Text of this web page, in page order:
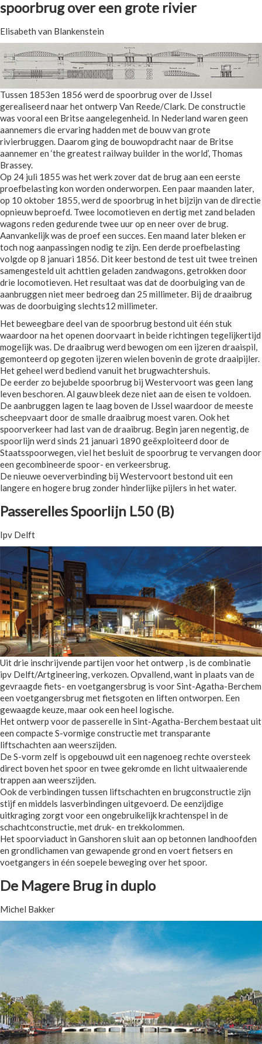
spoorbrug over een grote rivier
Elisabeth van Blankenstein
Tussen 1853en 1856 werd de spoorbrug over de IJssel
gerealiseerd naar het ontwerp Van Reede/Clark. De constructie
was vooral een Britse aangelegenheid. In Nederland waren geen
aannemers die ervaring hadden met de bouw van grote
rivierbruggen. Daarom ging de bouwopdracht naar de Britse
aannemer en ‘the greatest railway builder in the world’, Thomas
Brassey.
Op 24 juli 1855 was het werk zover dat de brug aan een eerste
proefbelasting kon worden onderworpen. Een paar maanden later,
op 10 oktober 1855, werd de spoorbrug in het bijzijn van de directie
opnieuw beproefd. Twee locomotieven en dertig met zand beladen
wagons reden gedurende twee uur op en neer over de brug.
Aanvankelijk was de proef een succes. Een maand later bleken er
toch nog aanpassingen nodig te zijn. Een derde proefbelasting
volgde op 8 januari 1856. Dit keer bestond de test uit twee treinen
samengesteld uit achttien geladen zandwagons, getrokken door
drie locomotieven. Het resultaat was dat de doorbuiging van de
aanbruggen niet meer bedroeg dan 25 millimeter. Bij de draaibrug
was de doorbuiging slechts12 millimeter.
Het beweegbare deel van de spoorbrug bestond uit één stuk
waardoor na het openen doorvaart in beide richtingen tegelijkertijd
mogelijk was. De draaibrug werd bewogen om een ijzeren draaispil,
gemonteerd op gegoten ijzeren wielen bovenin de grote draaipijler.
Het geheel werd bediend vanuit het brugwachtershuis.
De eerder zo bejubelde spoorbrug bij Westervoort was geen lang
leven beschoren. Al gauw bleek deze niet aan de eisen te voldoen.
De aanbruggen lagen te laag boven de IJssel waardoor de meeste
scheepvaart door de smalle draaibrug moest varen. Ook het
spoorverkeer had last van de draaibrug. Begin jaren negentig, de
spoorlijn werd sinds 21 januari 1890 geëxploiteerd door de
Staatsspoorwegen, viel het besluit de spoorbrug te vervangen door
een gecombineerde spoor- en verkeersbrug.
De nieuwe oeververbinding bij Westervoort bestond uit een
langere en hogere brug zonder hinderlijke pijlers in het water.
Passerelles Spoorlijn L50 (B)
Ipv Delft
Uit drie inschrijvende partijen voor het ontwerp , is de combinatie
ipv Delft/Artgineering, verkozen. Opvallend, want in plaats van de
gevraagde fiets- en voetgangersbrug is voor Sint-Agatha-Berchem
een voetgangersbrug met fietsgoten en liften ontworpen. Een
gewaagde keuze, maar ook een heel logische.
Het ontwerp voor de passerelle in Sint-Agatha-Berchem bestaat uit
een compacte S-vormige constructie met transparante
liftschachten aan weerszijden.
De S-vorm zelf is opgebouwd uit een nagenoeg rechte oversteek
direct boven het spoor en twee gekromde en licht uitwaaierende
trappen aan weerszijden.
Ook de verbindingen tussen liftschachten en brugconstructie zijn
stijf en middels lasverbindingen uitgevoerd. De eenzijdige
uitkraging zorgt voor een ongebruikelijk krachtenspel in de
schachtconstructie, met druk- en trekkolommen.
Het spoorviaduct in Ganshoren sluit aan op betonnen landhoofden
en grondlichamen van gewapende grond en voert fietsers en
voetgangers in één soepele beweging over het spoor.
De Magere Brug in duplo
Michel Bakker